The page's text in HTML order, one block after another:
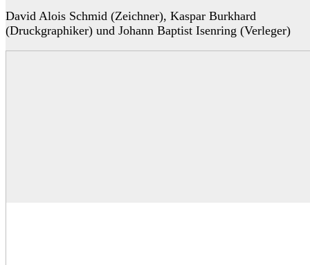
David Alois Schmid (Zeichner), Kaspar Burkhard
(Druckgraphiker) und Johann Baptist Isenring (Verleger)